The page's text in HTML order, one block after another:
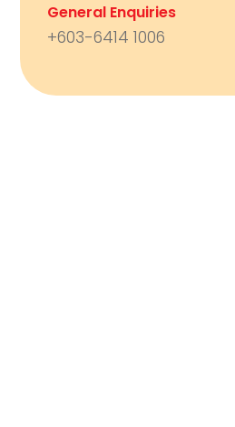
General Enquiries
+603-6414 1006